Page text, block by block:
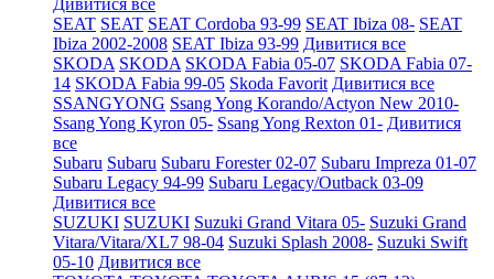
Дивитися все
SEAT SEAT SEAT Cordoba 93-99 SEAT Ibiza 08- SEAT
Ibiza 2002-2008 SEAT Ibiza 93-99 Дивитися все
SKODA SKODA SKODA Fabia 05-07 SKODA Fabia 07-
14 SKODA Fabia 99-05 Skoda Favorit Дивитися все
SSANGYONG Ssang Yong Korando/Actyon New 2010-
Ssang Yong Kyron 05- Ssang Yong Rexton 01- Дивитися
все
Subaru Subaru Subaru Forester 02-07 Subaru Impreza 01-07
Subaru Legacy 94-99 Subaru Legacy/Outback 03-09
Дивитися все
SUZUKI SUZUKI Suzuki Grand Vitara 05- Suzuki Grand
Vitara/Vitara/XL7 98-04 Suzuki Splash 2008- Suzuki Swift
05-10 Дивитися все